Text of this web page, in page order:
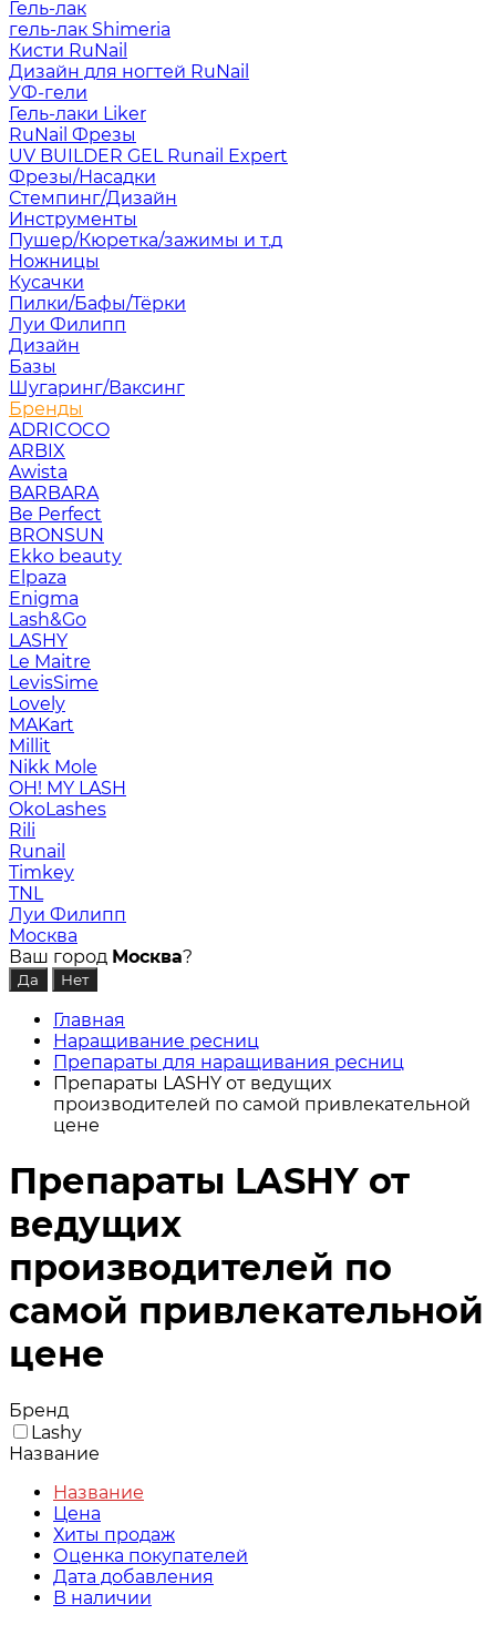
Гель-лак
гель-лак Shimeria
Кисти RuNail
Дизайн для ногтей RuNail
УФ-гели
Гель-лаки Liker
RuNail Фрезы
UV BUILDER GEL Runail Expert
Фрезы/Насадки
Стемпинг/Дизайн
Инструменты
Пушер/Кюретка/зажимы и т.д
Ножницы
Кусачки
Пилки/Бафы/Тёрки
Луи Филипп
Дизайн
Базы
Шугаринг/Ваксинг
Бренды
ADRICOCO
ARBIX
Awista
BARBARA
Be Perfect
BRONSUN
Ekko beauty
Elpaza
Enigma
Lash&Go
LASHY
Le Maitre
LevisSime
Lovely
MAKart
Millit
Nikk Mole
OH! MY LASH
OkoLashes
Rili
Runail
Timkey
TNL
Луи Филипп
Москва
Ваш город Москва?
Главная
Наращивание ресниц
Препараты для наращивания ресниц
Препараты LASHY от ведущих
производителей по самой привлекательной
цене
Препараты LASHY от
ведущих
производителей по
самой привлекательной
цене
Бренд
Lashy
Название
Название
Цена
Хиты продаж
Оценка покупателей
Дата добавления
В наличии